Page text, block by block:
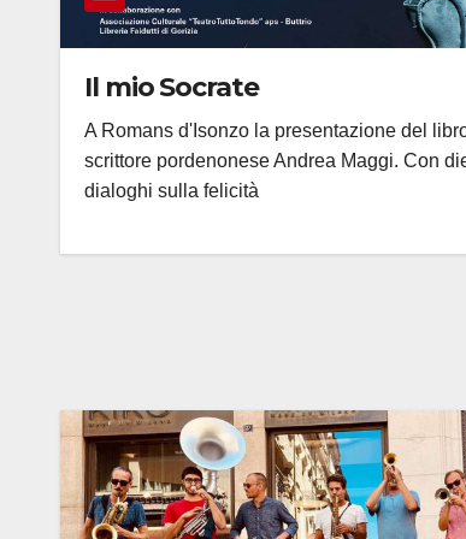
Il mio Socrate
A Romans d'Isonzo la presentazione del
scrittore pordenonese Andrea Maggi. Con
dialoghi sulla felicità